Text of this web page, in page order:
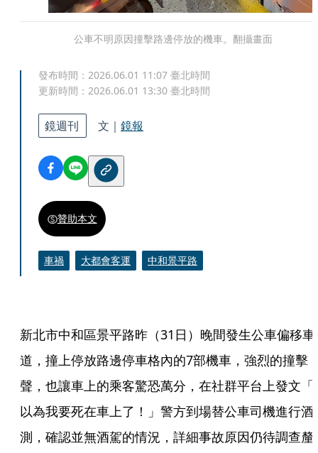
公車不明原因撞擊路邊停放的機車。翻攝畫面
發布時間： 2026.06.01 11:07 臺北時間
更新時間： 2026.06.01 13:30 臺北時間
鏡週刊 文｜ 鏡報
贊助本文
車禍 大都會客運 中和景平路
新北市中和區景平路昨（31日）晚間發生公車偏移車
道，撞上停放路邊停車格內的7部機車，強烈的撞擊
聲，也讓車上的乘客驚恐萬分，在社群平台上發文「
以為我要死在車上了！」警方到場替公車司機進行酒
測，確認並無酒駕的情況，詳細事故原因仍待調查釐